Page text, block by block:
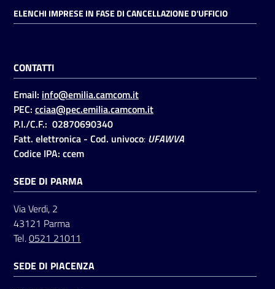
ELENCHI IMPRESE IN FASE DI CANCELLAZIONE D'UFFICIO
CONTATTI
Email: info@emilia.camcom.it
PEC: cciaa@pec.emilia.camcom.it
P.I./C.F.: 02870690340
Fatt. elettronica - Cod. univoco: UFAWVA
Codice IPA: ccem
SEDE DI PARMA
Via Verdi, 2
43121 Parma
Tel.0521 21011
SEDE DI PIACENZA